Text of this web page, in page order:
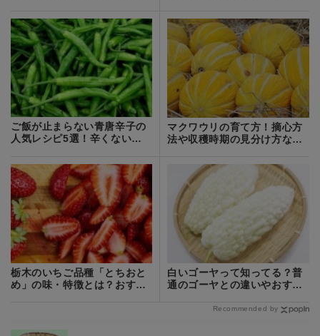
ご飯が止まらない青唐辛子の
人気レシピ5選！辛くない料
マクワウリの育て方！摘心方
法や収穫時期の見分け方など
栃木のいちご品種「とちおと
め」の味・特徴とは？おすす
白いゴーヤって知ってる？普
通のゴーヤとの違いやおすす
Recommended by